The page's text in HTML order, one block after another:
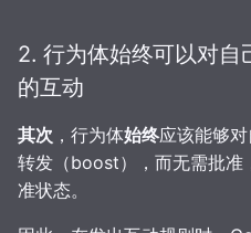
2. 行为体始终可以对自
的互动
其次 ，行为体始终应该能够
转发（boost），而无需批准
准状态。